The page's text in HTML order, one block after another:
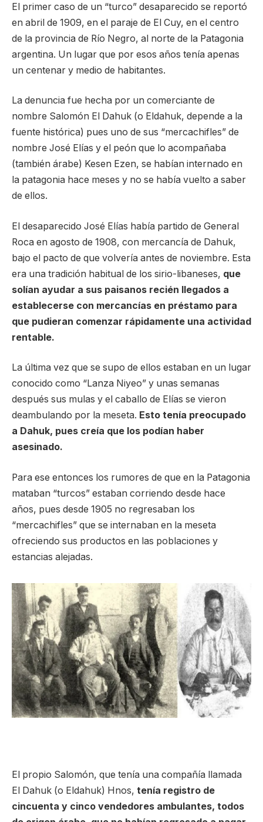
El primer caso de un “turco” desaparecido se reportó
en abril de 1909, en el paraje de El Cuy, en el centro
de la provincia de Río Negro, al norte de la Patagonia
argentina. Un lugar que por esos años tenía apenas
un centenar y medio de habitantes.
La denuncia fue hecha por un comerciante de
nombre Salomón El Dahuk (o Eldahuk, depende a la
fuente histórica) pues uno de sus “mercachifles” de
nombre José Elías y el peón que lo acompañaba
(también árabe) Kesen Ezen, se habían internado en
la patagonia hace meses y no se había vuelto a saber
de ellos.
El desaparecido José Elías había partido de General
Roca en agosto de 1908, con mercancía de Dahuk,
bajo el pacto de que volvería antes de noviembre. Esta
era una tradición habitual de los sirio-libaneses, que
solían ayudar a sus paisanos recién llegados a
establecerse con mercancías en préstamo para
que pudieran comenzar rápidamente una actividad
rentable.
La última vez que se supo de ellos estaban en un lugar
conocido como “Lanza Niyeo” y unas semanas
después sus mulas y el caballo de Elías se vieron
deambulando por la meseta. Esto tenía preocupado
a Dahuk, pues creía que los podían haber
asesinado.
Para ese entonces los rumores de que en la Patagonia
mataban “turcos” estaban corriendo desde hace
años, pues desde 1905 no regresaban los
“mercachifles” que se internaban en la meseta
ofreciendo sus productos en las poblaciones y
estancias alejadas.
El propio Salomón, que tenía una compañía llamada
El Dahuk (o Eldahuk) Hnos, tenía registro de
cincuenta y cinco vendedores ambulantes, todos